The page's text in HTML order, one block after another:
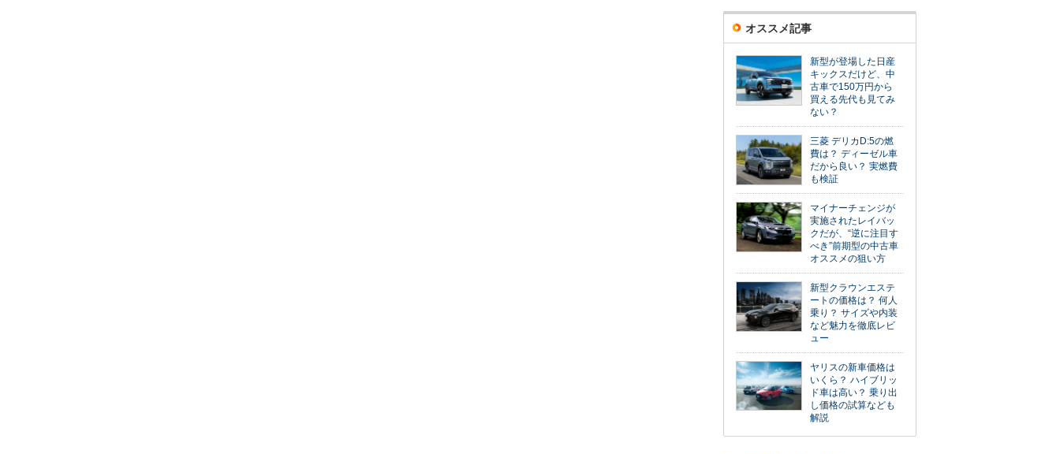
オススメ記事
新型が登場した日産
キックスだけど、中
古車で150万円から
買える先代も見てみ
ない？
三菱 デリカD:5の燃
費は？ ディーゼル車
だから良い？ 実燃費
も検証
マイナーチェンジが
実施されたレイバッ
クだが、“逆に注目す
べき”前期型の中古車
オススメの狙い方
新型クラウンエステ
ートの価格は？ 何人
乗り？ サイズや内装
など魅力を徹底レビ
ュー
ヤリスの新車価格は
いくら？ ハイブリッ
ド車は高い？ 乗り出
し価格の試算なども
解説